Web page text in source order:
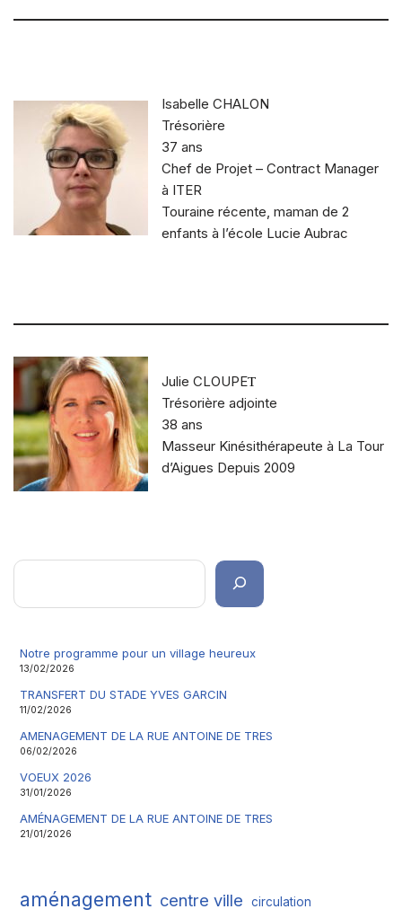
Isabelle CHALON
Trésorière
37 ans
Chef de Projet – Contract Manager
à ITER
Touraine récente, maman de 2
enfants à l’école Lucie Aubrac
Julie CLOUPET
Trésorière adjointe
38 ans
Masseur Kinésithérapeute à La Tour
d’Aigues Depuis 2009
Notre programme pour un village heureux
13/02/2026
TRANSFERT DU STADE YVES GARCIN
11/02/2026
AMENAGEMENT DE LA RUE ANTOINE DE TRES
06/02/2026
VOEUX 2026
31/01/2026
AMÉNAGEMENT DE LA RUE ANTOINE DE TRES
21/01/2026
aménagement centre ville circulation